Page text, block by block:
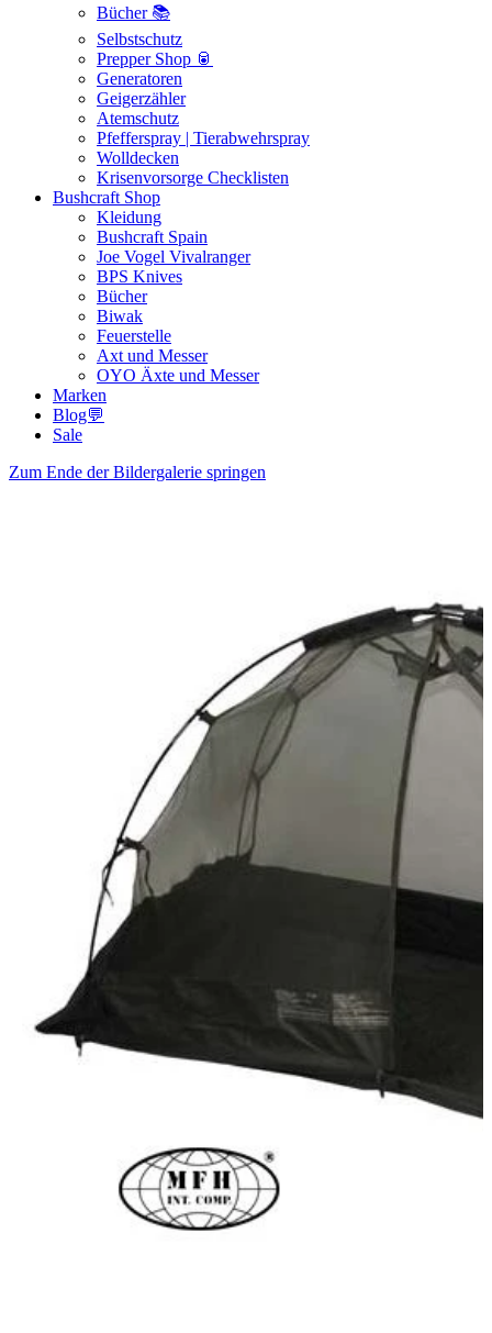
Bücher 📚
Selbstschutz
Prepper Shop 🥫
Generatoren
Geigerzähler
Atemschutz
Pfefferspray | Tierabwehrspray
Wolldecken
Krisenvorsorge Checklisten
Bushcraft Shop
Kleidung
Bushcraft Spain
Joe Vogel Vivalranger
BPS Knives
Bücher
Biwak
Feuerstelle
Axt und Messer
OYO Äxte und Messer
Marken
Blog💬
Sale
Zum Ende der Bildergalerie springen